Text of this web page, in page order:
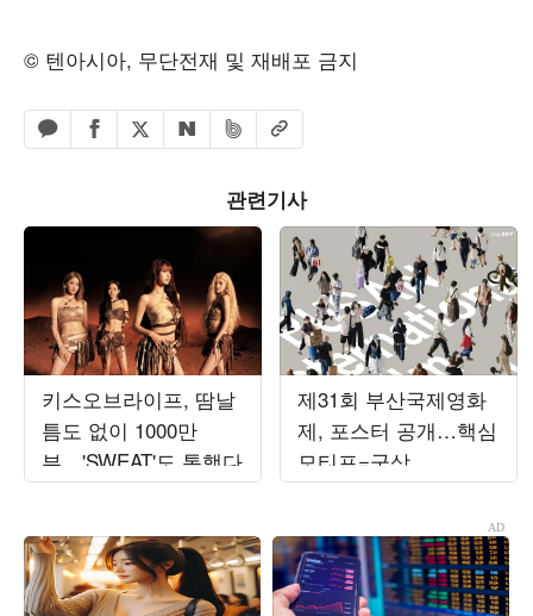
© 텐아시아, 무단전재 및 재배포 금지
카카오톡 공유하기
페이스북 공유하기
엑스 공유하기
네이버 공유하기
밴드 공유하기
URL복사
관련기사
키스오브라이프, 땀날
틈도 없이 1000만
뷰…'SWEAT'도 통했다
제31회 부산국제영화
제, 포스터 공개…핵심
모티프=군상